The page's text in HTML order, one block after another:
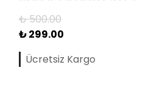
₺ 500.00
₺ 299.00
Ücretsiz Kargo